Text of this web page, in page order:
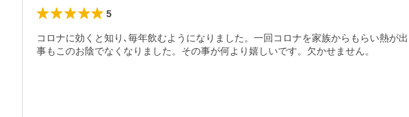
5
コロナに効くと知り､毎年飲むようになりました。一回コロナを家族からもらい熱が
事もこのお陰でなくなりました。その事が何より嬉しいです。欠かせません。